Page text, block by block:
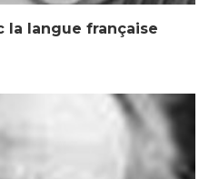
la langue française